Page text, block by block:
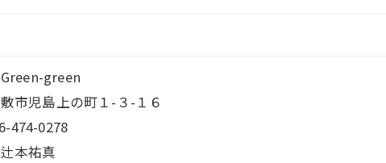
green
市児島上の町１-３-１６
474-0278
本祐真